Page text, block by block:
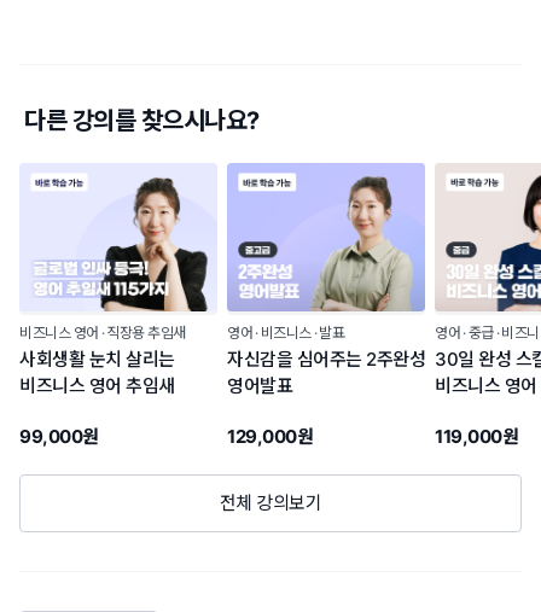
다른 강의를 찾으시나요?
비즈니스 영어 직장용 추임새
사회생활 눈치 살리는
비즈니스 영어 추임새
99,000원
영어 비즈니스 발표
자신감을 심어주는 2주완성
영어발표
129,000원
영어 중급 비즈
30일 완성 스
비즈니스 영어
119,000원
전체 강의보기